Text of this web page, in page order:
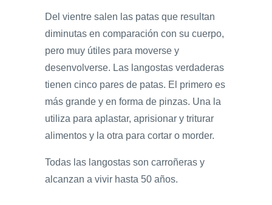
Del vientre salen las patas que resultan
diminutas en comparación con su cuerpo,
pero muy útiles para moverse y
desenvolverse. Las langostas verdaderas
tienen cinco pares de patas. El primero es
más grande y en forma de pinzas. Una la
utiliza para aplastar, aprisionar y triturar
alimentos y la otra para cortar o morder.
Todas las langostas son carroñeras y
alcanzan a vivir hasta 50 años.